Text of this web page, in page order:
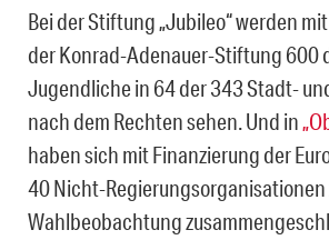
Bei der Stiftung „Jubileo“ werden
der Konrad-Adenauer-Stiftung 600
Jugendliche in 64 der 343 Stadt-
nach dem Rechten sehen.Und in
haben sich mit Finanzierung der
40 Nicht-Regierungsorganisationen
Wahlbeobachtung